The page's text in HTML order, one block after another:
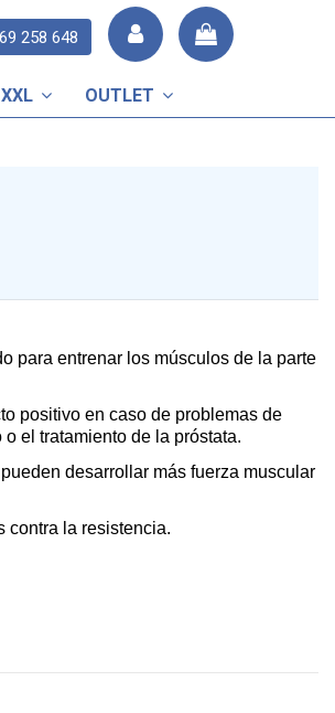
258 648
OUTLET
para entrenar los músculos de la parte
positivo en caso de problemas de
el tratamiento de la próstata.
desarrollar más fuerza muscular
contra la resistencia.